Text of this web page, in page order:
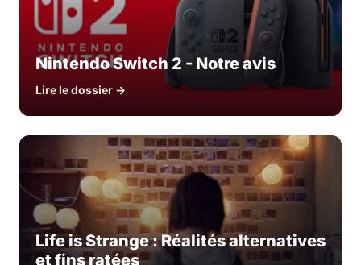
Nintendo Switch 2 - Notre avis
Lire le dossier →
Life is Strange : Réalités alternatives
et fins ratées